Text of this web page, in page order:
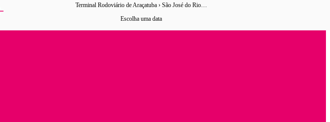
Terminal Rodoviário de Araçatuba › São José do Rio Preto
Escolha uma data